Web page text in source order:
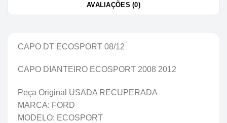
AVALIAÇÕES (0)
CAPO DT ECOSPORT 08/12
CAPO DIANTEIRO ECOSPORT 2008 2012
Peça Original USADA RECUPERADA
MARCA: FORD
MODELO: ECOSPORT